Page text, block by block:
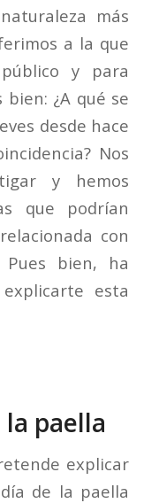
más
a la que
y para
bien: ¿A qué se
desde hace
Nos
y hemos
que podrían
con
bien, ha
esta
la paella
explicar
de la paella